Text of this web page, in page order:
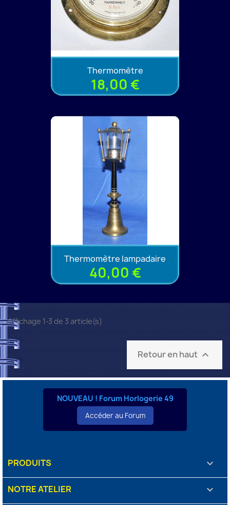
Thermomètre
18,00 €
Thermomètre lampadaire
40,00 €
Affichage 1-3 de 3 article(s)
Retour en haut 
NOUVEAU ! Forum Horlogerie 49
Accéder au Forum
PRODUITS 
NOTRE ATELIER 